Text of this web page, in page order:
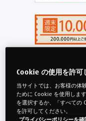
クリアランスで
ットストア特典
付いてい
Cookie の使用を許可
当サイトでは、お客様の体
ために Cookie を使用しま
を選択するか、「すべての
を許可してください。